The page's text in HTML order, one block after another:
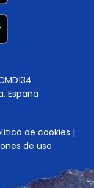
España
de cookies |
de uso